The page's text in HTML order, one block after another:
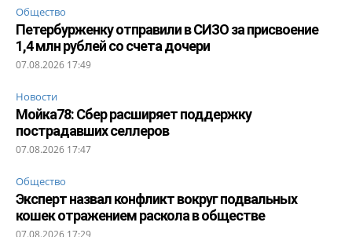
Общество
Петербурженку отправили в СИЗО за присвоение
1,4 млн рублей со счета дочери
07.08.2026 17:49
Новости
Мойка78: Сбер расширяет поддержку
пострадавших селлеров
07.08.2026 17:47
Общество
Эксперт назвал конфликт вокруг подвальных
кошек отражением раскола в обществе
07.08.2026 17:29